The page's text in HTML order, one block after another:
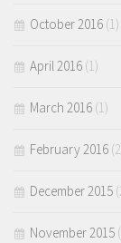
October 2016 (1)
April 2016 (1)
March 2016 (1)
February 2016
December 2015
November 2015